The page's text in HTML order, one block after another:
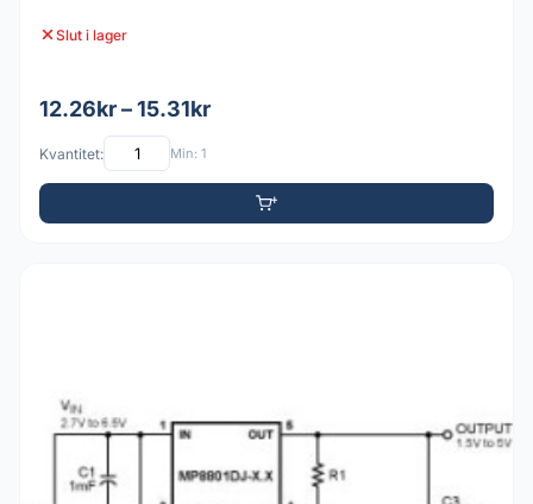
Slut i lager
12.26kr – 15.31kr
Kvantitet: Min: 1